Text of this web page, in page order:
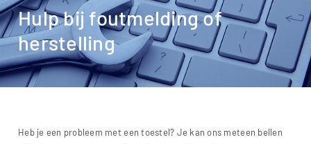
Hulp bij foutmelding of
herstelling
Heb je een probleem met een toestel? Je kan ons meteen bellen